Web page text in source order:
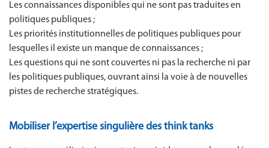
Les connaissances disponibles qui ne sont pas traduites en
politiques publiques ;
Les priorités institutionnelles de politiques publiques pour
lesquelles il existe un manque de connaissances ;
Les questions qui ne sont couvertes ni pas la recherche ni par
les politiques publiques, ouvrant ainsi la voie à de nouvelles
pistes de recherche stratégiques.
Mobiliser l’expertise singulière des think tanks